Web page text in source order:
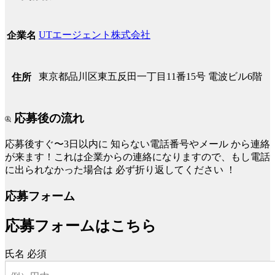
企業名 UTエージェント株式会社
住所 東京都品川区東五反田一丁目11番15号 電波ビル6階
応募後の流れ
応募後すぐ〜3日以内に 知らない電話番号やメール から連絡
が来ます！これは企業からの連絡になりますので、もし電話
に出られなかった場合は 必ず折り返してください ！
応募フォーム
応募フォームはこちら
氏名 必須